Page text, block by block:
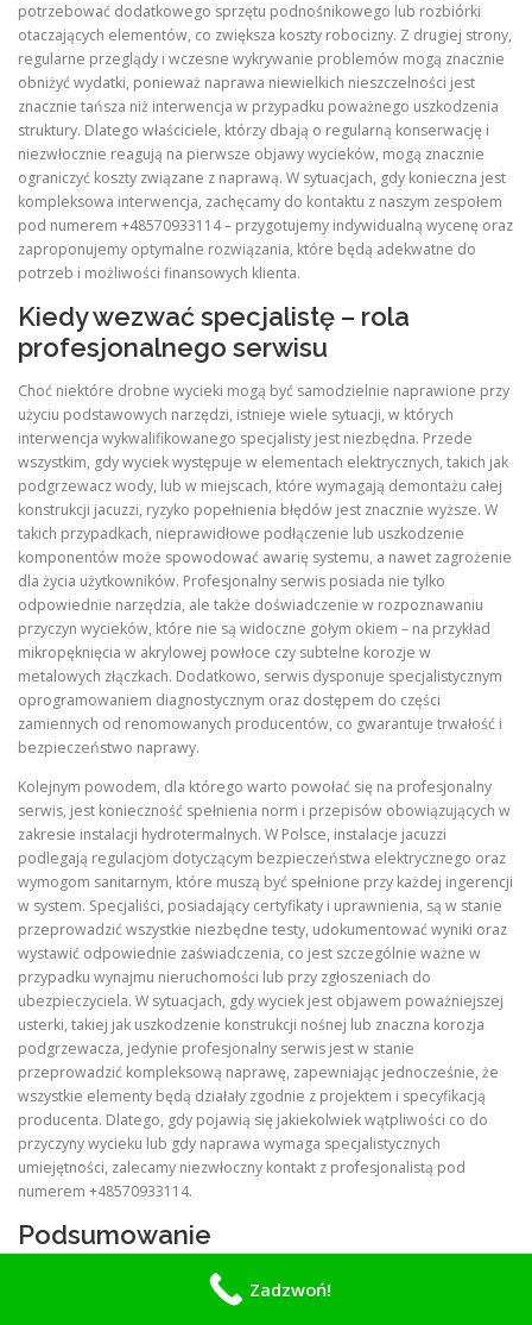
potrzebować dodatkowego sprzętu podnośnikowego lub rozbiórki
otaczających elementów, co zwiększa koszty robocizny. Z drugiej strony,
regularne przeglądy i wczesne wykrywanie problemów mogą znacznie
obniżyć wydatki, ponieważ naprawa niewielkich nieszczelności jest
znacznie tańsza niż interwencja w przypadku poważnego uszkodzenia
struktury. Dlatego właściciele, którzy dbają o regularną konserwację i
niezwłocznie reagują na pierwsze objawy wycieków, mogą znacznie
ograniczyć koszty związane z naprawą. W sytuacjach, gdy konieczna jest
kompleksowa interwencja, zachęcamy do kontaktu z naszym zespołem
pod numerem +48570933114 – przygotujemy indywidualną wycenę oraz
zaproponujemy optymalne rozwiązania, które będą adekwatne do
potrzeb i możliwości finansowych klienta.
Kiedy wezwać specjalistę – rola
profesjonalnego serwisu
Choć niektóre drobne wycieki mogą być samodzielnie naprawione przy
użyciu podstawowych narzędzi, istnieje wiele sytuacji, w których
interwencja wykwalifikowanego specjalisty jest niezbędna. Przede
wszystkim, gdy wyciek występuje w elementach elektrycznych, takich jak
podgrzewacz wody, lub w miejscach, które wymagają demontażu całej
konstrukcji jacuzzi, ryzyko popełnienia błędów jest znacznie wyższe. W
takich przypadkach, nieprawidłowe podłączenie lub uszkodzenie
komponentów może spowodować awarię systemu, a nawet zagrożenie
dla życia użytkowników. Profesjonalny serwis posiada nie tylko
odpowiednie narzędzia, ale także doświadczenie w rozpoznawaniu
przyczyn wycieków, które nie są widoczne gołym okiem – na przykład
mikropęknięcia w akrylowej powłoce czy subtelne korozje w
metalowych złączkach. Dodatkowo, serwis dysponuje specjalistycznym
oprogramowaniem diagnostycznym oraz dostępem do części
zamiennych od renomowanych producentów, co gwarantuje trwałość i
bezpieczeństwo naprawy.
Kolejnym powodem, dla którego warto powołać się na profesjonalny
serwis, jest konieczność spełnienia norm i przepisów obowiązujących w
zakresie instalacji hydrotermalnych. W Polsce, instalacje jacuzzi
podlegają regulacjom dotyczącym bezpieczeństwa elektrycznego oraz
wymogom sanitarnym, które muszą być spełnione przy każdej ingerencji
w system. Specjaliści, posiadający certyfikaty i uprawnienia, są w stanie
przeprowadzić wszystkie niezbędne testy, udokumentować wyniki oraz
wystawić odpowiednie zaświadczenia, co jest szczególnie ważne w
przypadku wynajmu nieruchomości lub przy zgłoszeniach do
ubezpieczyciela. W sytuacjach, gdy wyciek jest objawem poważniejszej
usterki, takiej jak uszkodzenie konstrukcji nośnej lub znaczna korozja
podgrzewacza, jedynie profesjonalny serwis jest w stanie
przeprowadzić kompleksową naprawę, zapewniając jednocześnie, że
wszystkie elementy będą działały zgodnie z projektem i specyfikacją
producenta. Dlatego, gdy pojawią się jakiekolwiek wątpliwości co do
przyczyny wycieku lub gdy naprawa wymaga specjalistycznych
umiejętności, zalecamy niezwłoczny kontakt z profesjonalistą pod
numerem +48570933114.
Podsumowanie
Wyciek w jacuzzi jest problemem, który może wynikać z wielu różnych
przyczyn – od degradacji uszczelnień i korozji metalowych części, po
Zadzwoń!